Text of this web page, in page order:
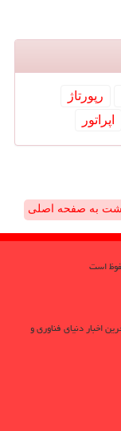
رپورتاژ
اپراتور
به صفحه اصلی
اخبار دنیای فناوری و